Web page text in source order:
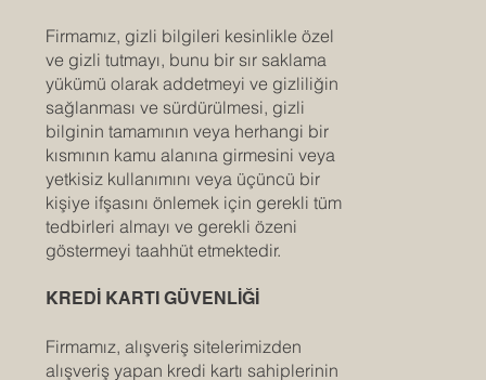
Firmamız, gizli bilgileri kesinlikle özel
ve gizli tutmayı, bunu bir sır saklama
yükümü olarak addetmeyi ve gizliliğin
sağlanması ve sürdürülmesi, gizli
bilginin tamamının veya herhangi bir
kısmının kamu alanına girmesini veya
yetkisiz kullanımını veya üçüncü bir
kişiye ifşasını önlemek için gerekli tüm
tedbirleri almayı ve gerekli özeni
göstermeyi taahhüt etmektedir.
KREDİ KARTI GÜVENLİĞİ
Firmamız, alışveriş sitelerimizden
alışveriş yapan kredi kartı sahiplerinin